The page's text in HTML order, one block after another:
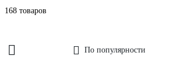
168 товаров
По популярности